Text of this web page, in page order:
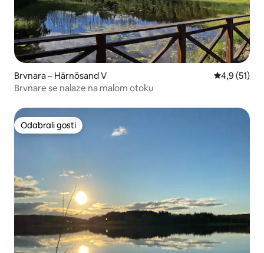
Brvnara – Härnösand V Prosječna
4,9 (51)
Brvnare se nalaze na malom otoku
Odabrali gosti
Odabrali gosti